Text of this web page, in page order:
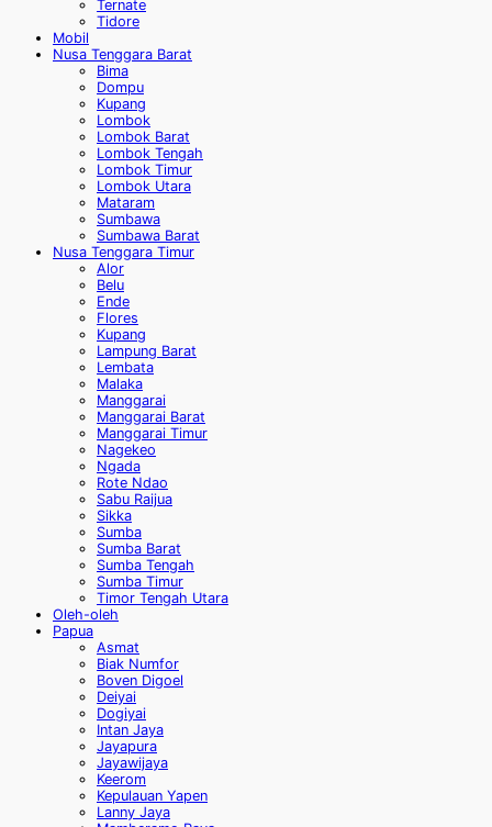
Ternate
Tidore
Mobil
Nusa Tenggara Barat
Bima
Dompu
Kupang
Lombok
Lombok Barat
Lombok Tengah
Lombok Timur
Lombok Utara
Mataram
Sumbawa
Sumbawa Barat
Nusa Tenggara Timur
Alor
Belu
Ende
Flores
Kupang
Lampung Barat
Lembata
Malaka
Manggarai
Manggarai Barat
Manggarai Timur
Nagekeo
Ngada
Rote Ndao
Sabu Raijua
Sikka
Sumba
Sumba Barat
Sumba Tengah
Sumba Timur
Timor Tengah Utara
Oleh-oleh
Papua
Asmat
Biak Numfor
Boven Digoel
Deiyai
Dogiyai
Intan Jaya
Jayapura
Jayawijaya
Keerom
Kepulauan Yapen
Lanny Jaya